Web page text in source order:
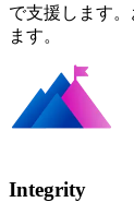
で支援します
ます。
Integrity